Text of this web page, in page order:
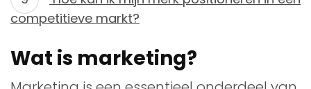
competitieve markt?
Wat is marketing?